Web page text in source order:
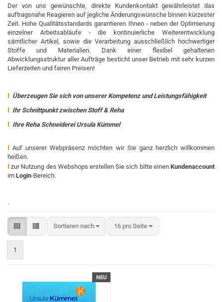
Der von uns gewünschte, direkte Kundenkontakt gewährleistet das
auftragsnahe Reagieren auf jegliche Änderungswünsche binnen kürzester
Zeit. Hohe Qualitätsstandards garantieren Ihnen - neben der Optimierung
einzelner Arbeitsabläufe - die kontinuierliche Weiterentwicklung
sämtlicher Artikel, sowie die Verarbeitung ausschließlich hochwertiger
Stoffe und Materialien. Dank einer flexibel gehaltenen
Abwicklungsstruktur aller Aufträge besticht unser Betrieb mit sehr kurzen
Lieferzeiten und fairen Preisen!
I Überzeugen Sie sich von unserer Kompetenz und Leistungsfähigkeit
I Ihr Schnittpunkt zwischen Stoff & Reha
I Ihre Reha Schneiderei Ursula Kümmel
I Auf unserer Webpräsenz möchten wir Sie ganz herzlich willkommen
heißen.
I zur Nutzung des Webshops erstellen Sie sich bitte einen Kundenaccount
im Login-Bereich.
.
Sortieren nach
Sortieren nach 16 pro Seite
pro Seite
1
NEU